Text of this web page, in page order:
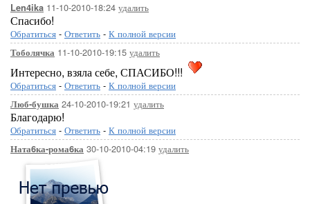
Len4ika 11-10-2010-18:24 удалить
Спасибо!
Обратиться - Ответить - К полной версии
Тоболячка 11-10-2010-19:15 удалить
Интересно, взяла себе, СПАСИБО!!!
Обратиться - Ответить - К полной версии
Люб-бушка 24-10-2010-19:21 удалить
Благодарю!
Обратиться - Ответить - К полной версии
Ната6ка-рома6ка 30-10-2010-04:19 удалить